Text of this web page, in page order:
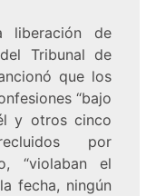
liberación de
Tribunal de
que los
“bajo
y otros cinco
por
“violaban el
fecha, ningún